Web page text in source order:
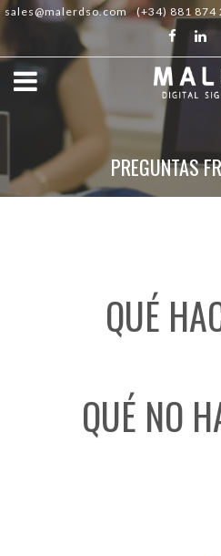
sales@malerdso.com (+34) 881 874
PREGUNTAS
QUÉ
QUÉ NO